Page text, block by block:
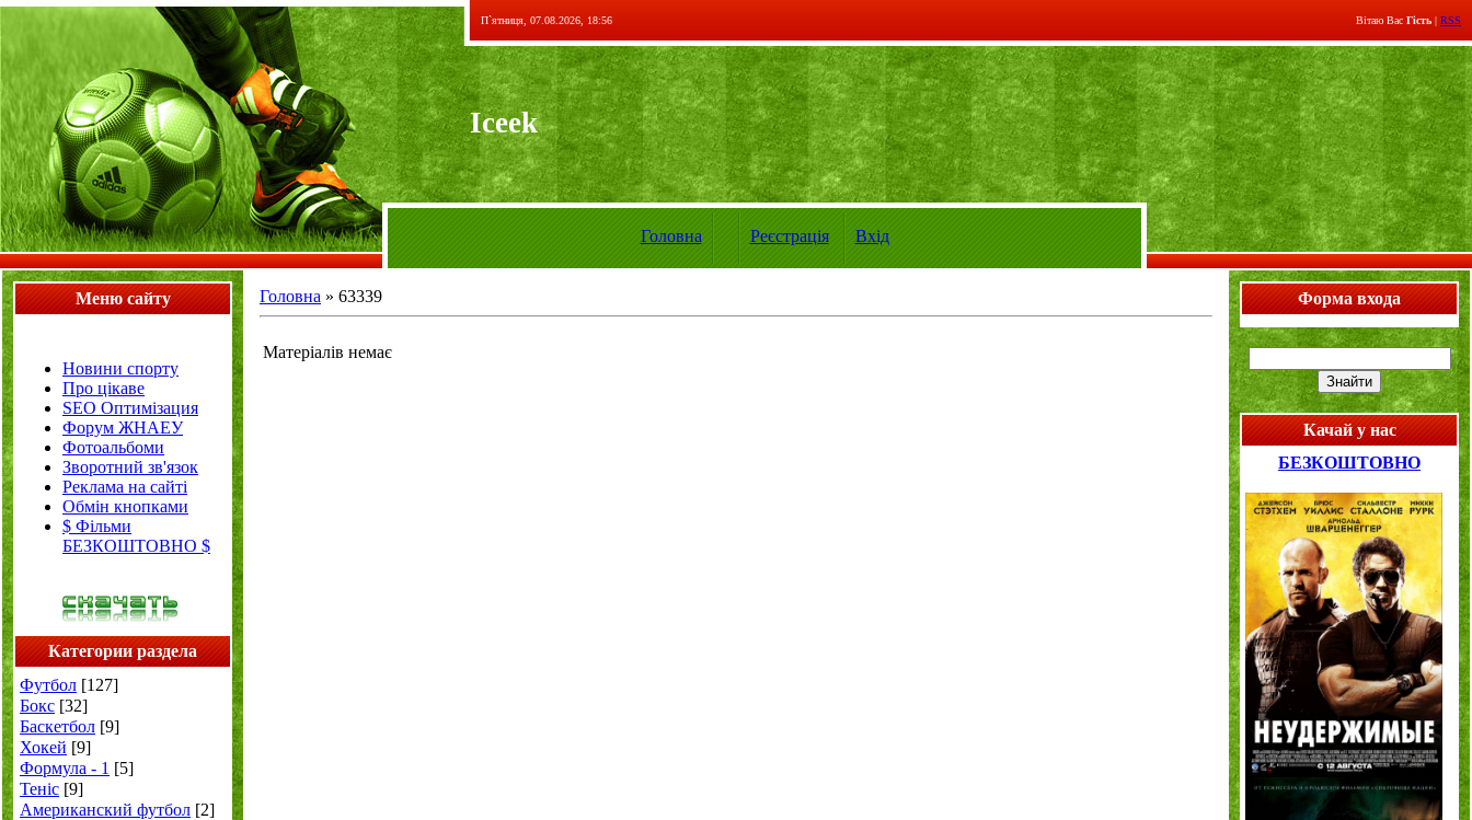
П`ятниця, 07.08.2026, 18:56 Вітаю Вас Гість | RSS
Iceek
Головна Реєстрація Вхід
Меню сайту
Новини спорту
Про цікаве
SEO Оптимізация
Форум ЖНАЕУ
Фотоальбоми
Зворотний зв'язок
Реклама на сайті
Обмін кнопками
$ Фільми
БЕЗКОШТОВНО $
Категории раздела
Футбол [127]
Бокс [32]
Баскетбол [9]
Хокей [9]
Формула - 1 [5]
Теніс [9]
Американский футбол [2]
Головна » 63339
Матеріалів немає
Форма входа
Качай у нас
БЕЗКОШТОВНО